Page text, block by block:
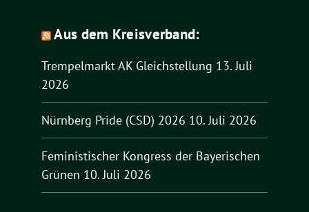
Aus dem Kreisverband:
Trempelmarkt AK Gleichstellung 13. Juli
2026
Nürnberg Pride (CSD) 2026 10. Juli 2026
Feministischer Kongress der Bayerischen
Grünen 10. Juli 2026